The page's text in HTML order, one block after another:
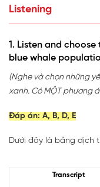
Listening
1. Listen and
blue whale
(Nghe và chọn những
xanh. Có MỘT phương
Đáp án: A, B, D, E
Dưới đây là bảng dịch
Transcript